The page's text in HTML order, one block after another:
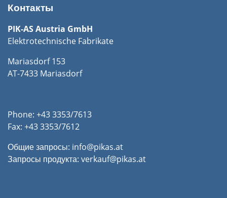
Контакты
PIK-AS Austria GmbH
Elektrotechnische Fabrikate
Mariasdorf 153
AT-7433 Mariasdorf
Phone: +43 3353/7613
Fax: +43 3353/7612
Общие запросы: info@pikas.at
Запросы продукта: verkauf@pikas.at